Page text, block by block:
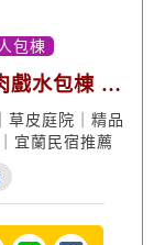
包棟
戲水包棟 歡
草皮庭院｜精品
宜蘭民宿推薦